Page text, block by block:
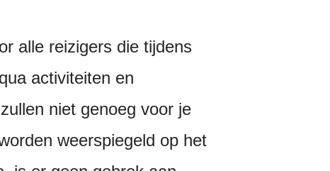
alle reizigers die tijdens
activiteiten en
niet genoeg voor je
weerspiegeld op het